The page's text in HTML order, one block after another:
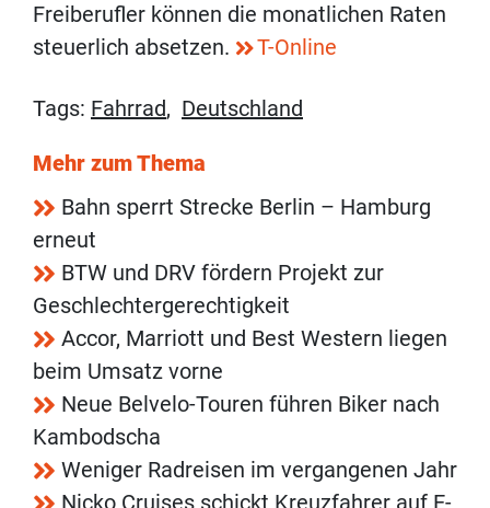
Freiberufler können die monatlichen Raten
steuerlich absetzen.
T-Online
Tags: Fahrrad, Deutschland
Mehr zum Thema
Bahn sperrt Strecke Berlin – Hamburg
erneut
BTW und DRV fördern Projekt zur
Geschlechtergerechtigkeit
Accor, Marriott und Best Western liegen
beim Umsatz vorne
Neue Belvelo-Touren führen Biker nach
Kambodscha
Weniger Radreisen im vergangenen Jahr